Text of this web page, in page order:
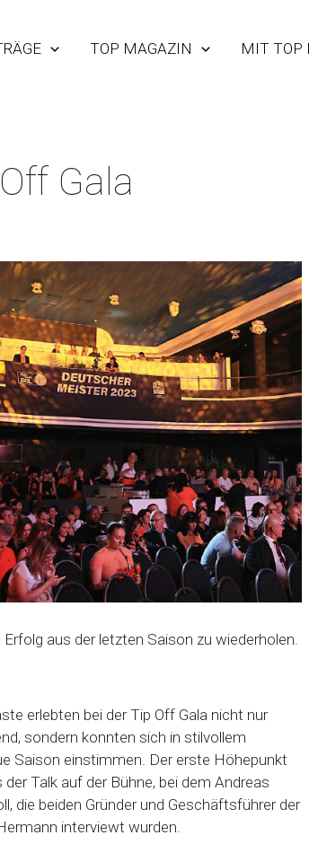
TOP MAGAZIN MIT TOP
Gala
aus der letzten Saison zu wiederholen.
erlebten bei der Tip Off Gala nicht nur
sondern konnten sich in stilvollem
Saison einstimmen. Der erste Höhepunkt
Talk auf der Bühne, bei dem Andreas
die beiden Gründer und Geschäftsführer der
interviewt wurden.